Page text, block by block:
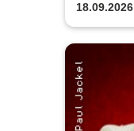
18.09.2026